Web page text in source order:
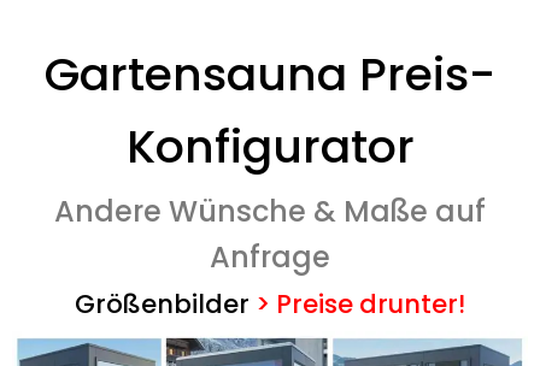
Gartensauna Preis-
Konfigurator
Andere Wünsche & Maße auf
Anfrage
Größenbilder > Preise drunter!